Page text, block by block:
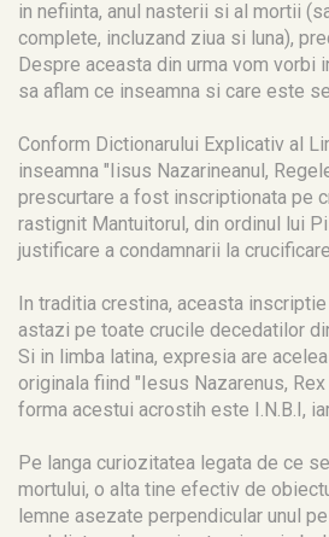
in nefiinta, anul nasterii si al mortii
complete, incluzand ziua si luna),
Despre aceasta din urma vom vorbi
sa aflam ce inseamna si care este
Conform Dictionarului Explicativ al
inseamna "Iisus Nazarineanul,
prescurtare a fost inscriptionata pe
rastignit Mantuitorul, din ordinul lui
justificare a condamnarii la crucificare.
In traditia crestina, aceasta
astazi pe toate crucile decedatilor
Si in limba latina, expresia are
originala fiind "Iesus Nazarenus, Rex
forma acestui acrostih este I.N.B.I,
Pe langa curiozitatea legata de ce
mortului, o alta tine efectiv de
lemne asezate perpendicular unul